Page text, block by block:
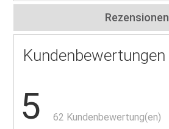
Rezensionen
Kundenbewertungen
5 62 Kundenbewertung(en)